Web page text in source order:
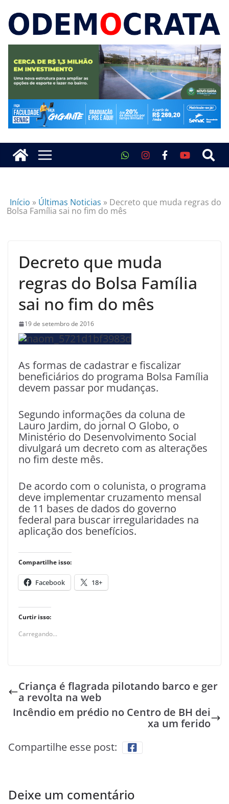
Início » Últimas Noticias » Decreto que muda regras do
Bolsa Família sai no fim do mês
Decreto que muda
regras do Bolsa Família
sai no fim do mês
19 de setembro de 2016
As formas de cadastrar e fiscalizar
beneficiários do programa Bolsa Família
devem passar por mudanças.
Segundo informações da coluna de
Lauro Jardim, do jornal O Globo, o
Ministério do Desenvolvimento Social
divulgará um decreto com as alterações
no fim deste mês.
De acordo com o colunista, o programa
deve implementar cruzamento mensal
de 11 bases de dados do governo
federal para buscar irregularidades na
aplicação dos benefícios.
Compartilhe isso:
Facebook 18+
Curtir isso:
Carregando...
Criança é flagrada pilotando barco e ger
a revolta na web
Incêndio em prédio no Centro de BH dei
xa um ferido
Compartilhe esse post:
Deixe um comentário